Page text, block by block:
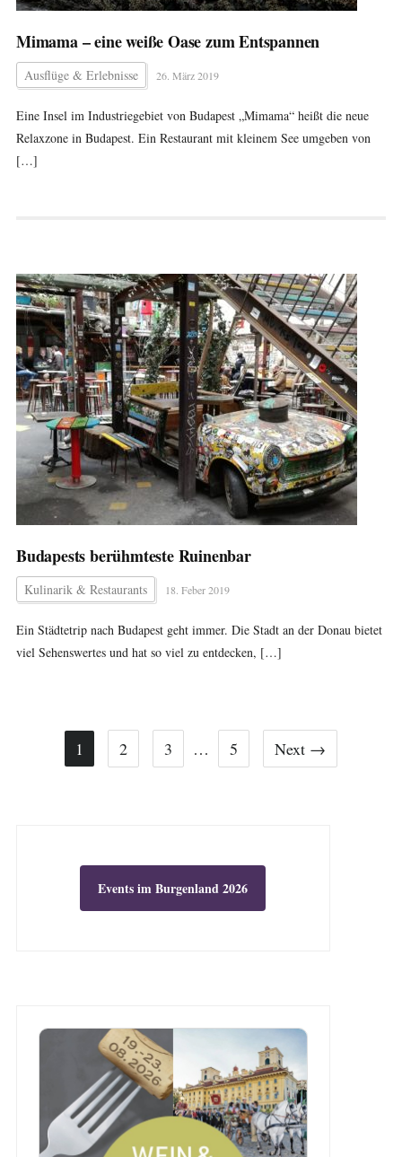
Mimama – eine weiße Oase zum Entspannen
Ausflüge & Erlebnisse 26. März 2019
Eine Insel im Industriegebiet von Budapest „Mimama“ heißt die neue
Relaxzone in Budapest. Ein Restaurant mit kleinem See umgeben von
[…]
Budapests berühmteste Ruinenbar
Kulinarik & Restaurants 18. Feber 2019
Ein Städtetrip nach Budapest geht immer. Die Stadt an der Donau bietet
viel Sehenswertes und hat so viel zu entdecken, […]
1 2 3 … 5 Next →
Events im Burgenland 2026